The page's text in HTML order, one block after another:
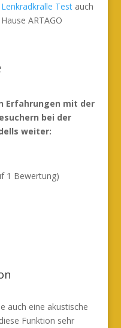
Testauch
ARTAGO
Erfahrungen mit der
bei der
weiter:
1 Bewertung)
auch eine akustische
Funktion sehr